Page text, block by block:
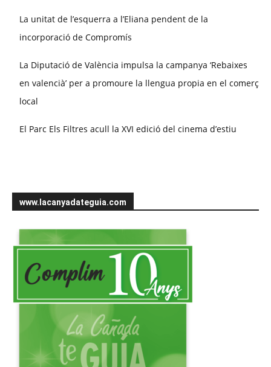
La unitat de l’esquerra a l’Eliana pendent de la
incorporació de Compromís
La Diputació de València impulsa la campanya ‘Rebaixes
en valencià’ per a promoure la llengua propia en el comerç
local
El Parc Els Filtres acull la XVI edició del cinema d’estiu
www.lacanyadateguia.com